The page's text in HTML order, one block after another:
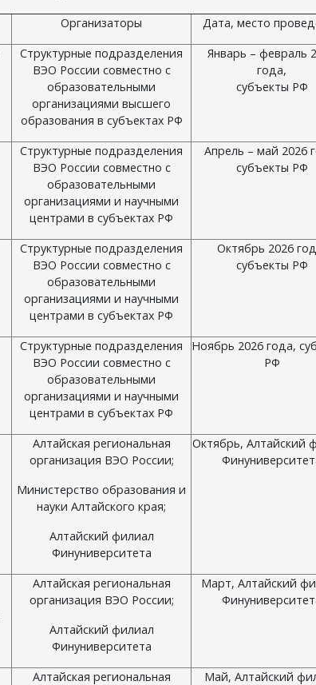
Организаторы
Дата, место
Структурные подразделения
ВЭО России совместно с
образовательными
организациями высшего
образования в субъектах РФ
Январь – февраль
года,
субъекты РФ
Структурные подразделения
ВЭО России совместно с
образовательными
организациями и научными
центрами в субъектах РФ
Апрель – май 2026
субъекты РФ
Структурные подразделения
ВЭО России совместно с
образовательными
организациями и научными
центрами в субъектах РФ
Октябрь 2026
субъекты РФ
Структурные подразделения
ВЭО России совместно с
образовательными
организациями и научными
центрами в субъектах РФ
Ноябрь 2026 года,
РФ
Алтайская региональная
организация ВЭО России;
Министерство образования и
науки Алтайского края;
Алтайский филиал
Финуниверситета
Октябрь, Алтайский
Алтайская региональная
организация ВЭО России;
Алтайский филиал
Финуниверситета
Март, Алтайский
Алтайская региональная
Май, Алтайский